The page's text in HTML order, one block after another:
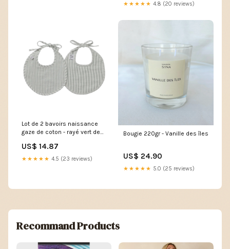
★★★★★ 4.8 (20 reviews)
Lot de 2 bavoirs naissance
gaze de coton - rayé vert de
US$ 14.87
★★★★★ 4.5 (23 reviews)
Bougie 220gr - Vanille des îles
US$ 24.90
★★★★★ 5.0 (25 reviews)
Recommand Products